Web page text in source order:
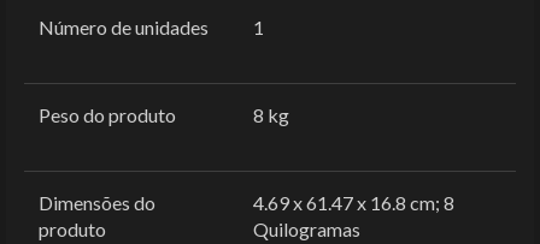
Número de unidades ‎1
Peso do produto ‎8 kg
Dimensões do
produto
‎4.69 x 61.47 x 16.8 cm; 8
Quilogramas